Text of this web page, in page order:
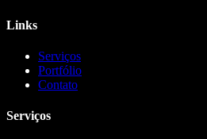
Links
Serviços
Portfólio
Contato
Serviços